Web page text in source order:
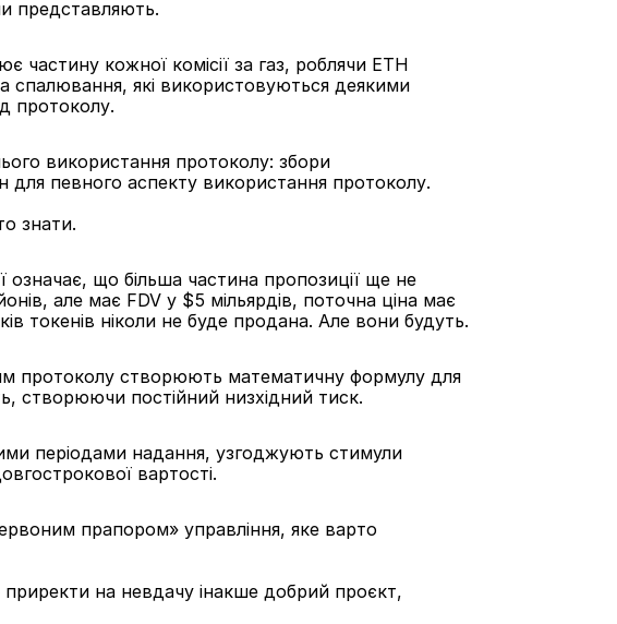
представляють.
кожної комісії за газ, роблячи ETH
спалювання, які використовуються деякими
протоколу.
використання протоколу: збори
для певного аспекту використання протоколу.
знати.
означає, що більша частина пропозиції ще не
але має FDV у $5 мільярдів, поточна ціна має
токенів ніколи не буде продана. Але вони будуть.
протоколу створюють математичну формулу для
створюючи постійний низхідний тиск.
періодами надання, узгоджують стимули
вартості.
прапором» управління, яке варто
на невдачу інакше добрий проєкт,